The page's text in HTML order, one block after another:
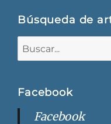
Búsqueda de
Facebook
Facebook